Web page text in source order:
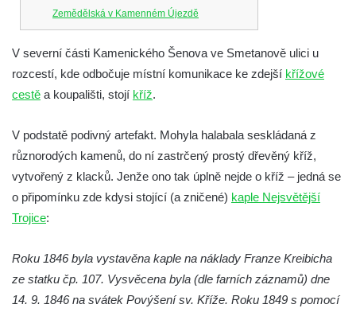
Zemědělská v Kamenném Újezdě
v Kamenném Újezdě
Kříž na křižovatce ulic 5. května a Dělnická
v Kamenném Újezdě
Kříž v Dělnické ulici v Kamenném Újezdě
Boží muka na křižovatce ulic Latrán a K
Malší ve Velešíně
Centrální kříž hřbitova ve Velešíně
Kříž na zahradě domu čp. 127 v Římově
Kříž u fary v Římově
V severní části Kamenického Šenova ve Smetanově ulici u
rozcestí, kde odbočuje místní komunikace ke zdejší křížové
cestě a koupališti, stojí kříž.
V podstatě podivný artefakt. Mohyla halabala seskládaná z
různorodých kamenů, do ní zastrčený prostý dřevěný kříž,
vytvořený z klacků. Jenže ono tak úplně nejde o kříž – jedná se
o připomínku zde kdysi stojící (a zničené) kaple Nejsvětější
Trojice:
Roku 1846 byla vystavěna kaple na náklady Franze Kreibicha
ze statku čp. 107. Vysvěcena byla (dle farních záznamů) dne
14. 9. 1846 na svátek Povýšení sv. Kříže. Roku 1849 s pomocí